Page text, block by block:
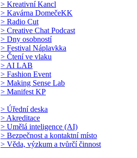
> Kreativní Kancl
> Kavárna DomečeKK
> Radio Cut
> Creative Chat Podcast
> Dny osobností
> Festival Náplavkka
> Čtení ve vlaku
> AI LAB
> Fashion Event
> Making Sense Lab
> Manifest KP
> Úřední deska
> Akreditace
> Umělá inteligence (AI)
> Bezpečnost a kontaktní místo
> Věda, výzkum a tvůrčí činnost